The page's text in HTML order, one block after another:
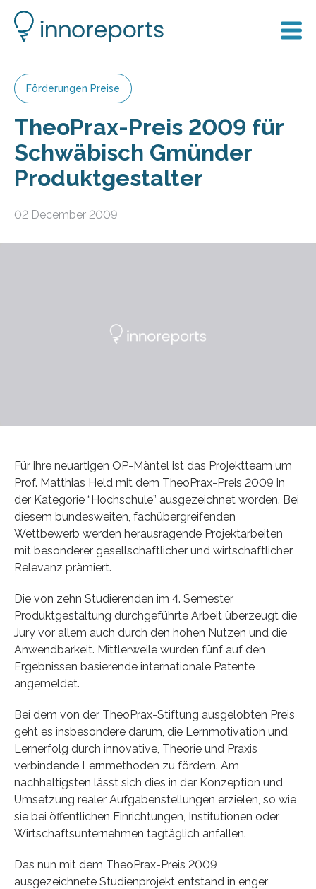
Förderungen Preise
TheoPrax-Preis 2009 für
Schwäbisch Gmünder
Produktgestalter
02 December 2009
Für ihre neuartigen OP-Mäntel ist das Projektteam um
Prof. Matthias Held mit dem TheoPrax-Preis 2009 in
der Kategorie “Hochschule” ausgezeichnet worden. Bei
diesem bundesweiten, fachübergreifenden
Wettbewerb werden herausragende Projektarbeiten
mit besonderer gesellschaftlicher und wirtschaftlicher
Relevanz prämiert.
Die von zehn Studierenden im 4. Semester
Produktgestaltung durchgeführte Arbeit überzeugt die
Jury vor allem auch durch den hohen Nutzen und die
Anwendbarkeit. Mittlerweile wurden fünf auf den
Ergebnissen basierende internationale Patente
angemeldet.
Bei dem von der TheoPrax-Stiftung ausgelobten Preis
geht es insbesondere darum, die Lernmotivation und
Lernerfolg durch innovative, Theorie und Praxis
verbindende Lernmethoden zu fördern. Am
nachhaltigsten lässt sich dies in der Konzeption und
Umsetzung realer Aufgabenstellungen erzielen, so wie
sie bei öffentlichen Einrichtungen, Institutionen oder
Wirtschaftsunternehmen tagtäglich anfallen.
Das nun mit dem TheoPrax-Preis 2009
ausgezeichnete Studienprojekt entstand in enger